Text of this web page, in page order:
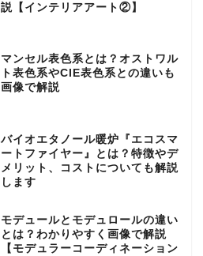
説【インテリアアート②】
マンセル表色系とは？オストワル
ト表色系やCIE表色系との違いも
画像で解説
バイオエタノール暖炉『エコスマ
ートファイヤー』とは？特徴やデ
メリット、コストについても解説
します
モデュールとモデュロールの違い
とは？わかりやすく画像で解説
【モデュラーコーディネーション